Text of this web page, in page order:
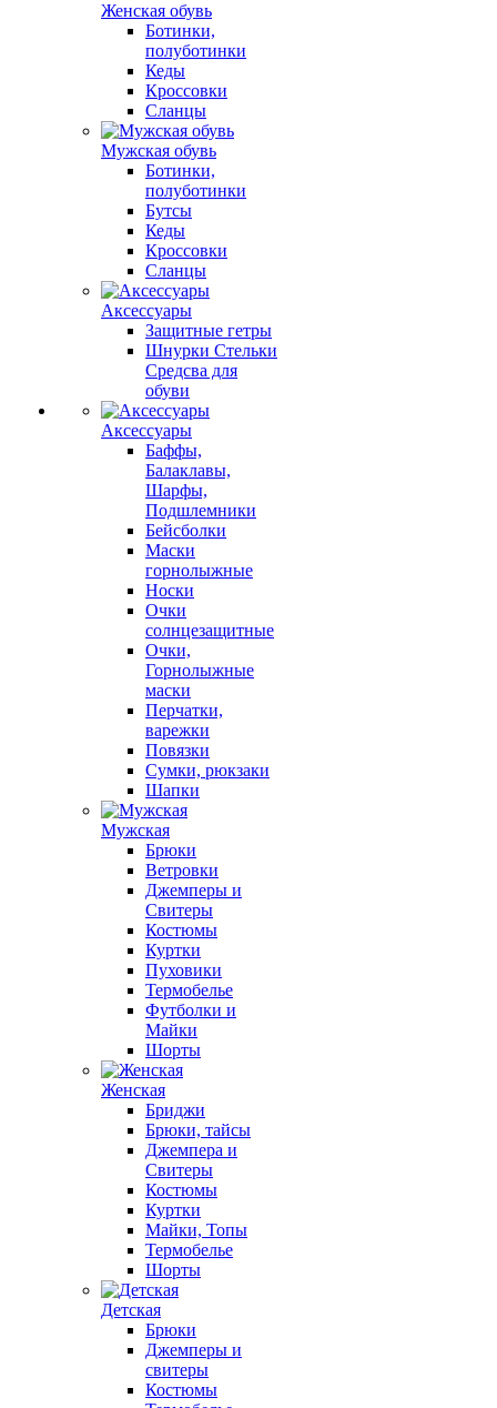
Женская обувь
Ботинки,
полуботинки
Кеды
Кроссовки
Сланцы
Мужская обувь
Ботинки,
полуботинки
Бутсы
Кеды
Кроссовки
Сланцы
Аксессуары
Защитные гетры
Шнурки Стельки
Средсва для
обуви
Аксессуары
Баффы,
Балаклавы,
Шарфы,
Подшлемники
Бейсболки
Маски
горнолыжные
Носки
Очки
солнцезащитные
Очки,
Горнолыжные
маски
Перчатки,
варежки
Повязки
Сумки, рюкзаки
Шапки
Мужская
Брюки
Ветровки
Джемперы и
Свитеры
Костюмы
Куртки
Пуховики
Термобелье
Футболки и
Майки
Шорты
Женская
Бриджи
Брюки, тайсы
Джемпера и
Свитеры
Костюмы
Куртки
Майки, Топы
Термобелье
Шорты
Детская
Брюки
Джемперы и
свитеры
Костюмы